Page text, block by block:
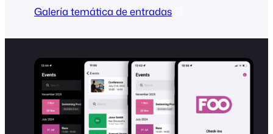
Galería temática de entradas